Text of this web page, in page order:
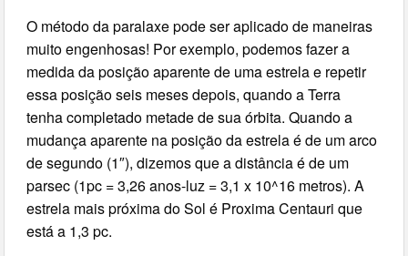
O método da paralaxe pode ser aplicado de maneiras
muito engenhosas! Por exemplo, podemos fazer a
medida da posição aparente de uma estrela e repetir
essa posição seis meses depois, quando a Terra
tenha completado metade de sua órbita. Quando a
mudança aparente na posição da estrela é de um arco
de segundo (1″), dizemos que a distância é de um
parsec (1pc = 3,26 anos-luz = 3,1 x 10^16 metros). A
estrela mais próxima do Sol é Proxima Centauri que
está a 1,3 pc.